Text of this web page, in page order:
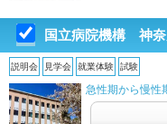
国立病院機構 神
説明会 見学会 就業体験 試験
急性期から慢性